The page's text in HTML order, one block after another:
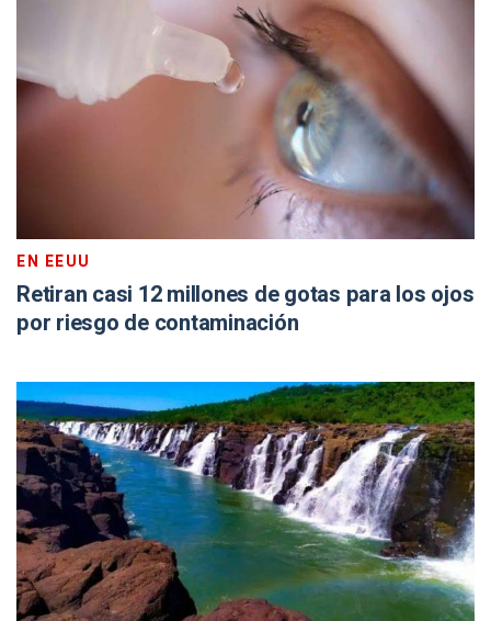
EN EEUU
Retiran casi 12 millones de gotas para los ojos
por riesgo de contaminación